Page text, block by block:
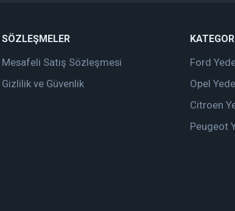
SÖZLEŞMELER
Mesafeli Satış Sözleşmesi
Gizlilik ve Güvenlik
Ford
Opel
Citroen
Peugeot